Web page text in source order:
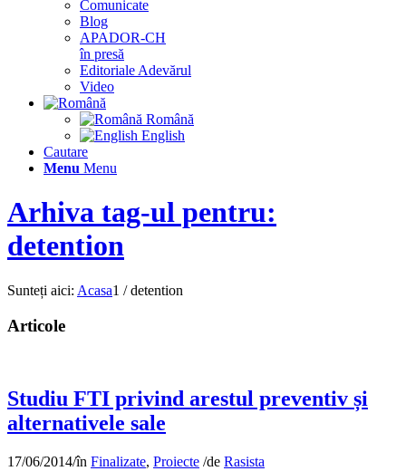
Comunicate
Blog
APADOR-CH
în presă
Editoriale Adevărul
Video
Română
English
Cautare
Menu Menu
Arhiva tag-ul pentru:
detention
Sunteți aici: Acasa1 / detention
Articole
Studiu FTI privind arestul preventiv și
alternativele sale
17/06/2014/în Finalizate, Proiecte /de Rasista